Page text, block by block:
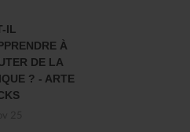
IL
À
DE LA
? - ARTE